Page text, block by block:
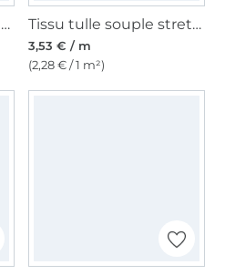
Tissu tulle souple stretch, bleu royal Tissu tulle souple stretch, rose
3,53 € / m
(2,28 € / 1 m²)